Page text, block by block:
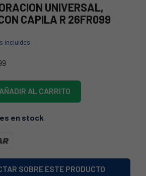
UNIVERSAL,
CAPILA R 26FR099
incluidos
AÑADIR AL CARRITO
en stock
SOBRE ESTE PRODUCTO